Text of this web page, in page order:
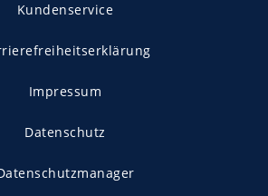
Kundenservice
Impressum
Datenschutz